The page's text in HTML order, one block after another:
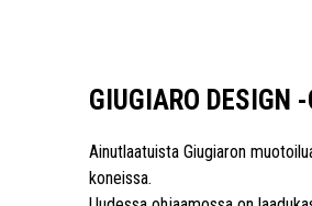
GIUGIARO DESIGN
Ainutlaatuista Giugiaron
koneissa.